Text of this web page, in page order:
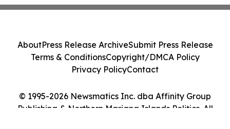
© 1995-2026 Newsmatics Inc. dba Affinity Group
Publishing & Northern Mariana Islands Politics. All
AboutPress Release ArchiveSubmit Press Release
Terms & ConditionsCopyright/DMCA Policy
Privacy PolicyContact